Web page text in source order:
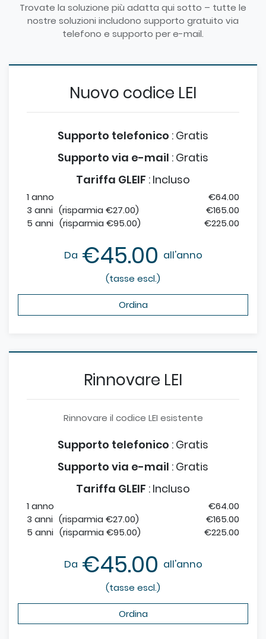
Trovate la soluzione più adatta qui sotto – tutte le
nostre soluzioni includono supporto gratuito via
telefono e supporto per e-mail.
Nuovo codice LEI
Supporto telefonico : Gratis
Supporto via e-mail : Gratis
Tariffa GLEIF : Incluso
1 anno
€64.00
3 anni (risparmia €27.00)
€165.00
5 anni (risparmia €95.00) €225.00
Da €45.00 all'anno
(tasse escl.)
Ordina
Rinnovare LEI
Rinnovare il codice LEI esistente
Supporto telefonico : Gratis
Supporto via e-mail : Gratis
Tariffa GLEIF : Incluso
1 anno
€64.00
3 anni (risparmia €27.00)
€165.00
5 anni (risparmia €95.00) €225.00
Da €45.00 all'anno
(tasse escl.)
Ordina